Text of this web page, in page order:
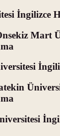
İngilizce
Mart